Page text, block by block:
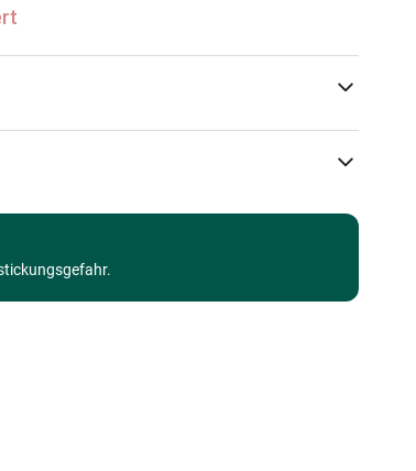
Puzzle für Erwachsene (500 bis 48000 Teile)